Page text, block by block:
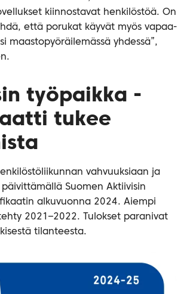
kiinnostavat henkilöstöä. On
että porukat käyvät myös vapaa-
maastopyöräilemässä yhdessä”,
työpaikka -
tukee
vahvuuksiaan ja
Suomen Aktiivisin
alkuvuonna 2024. Aiempi
2021–2022. Tulokset paranivat
tilanteesta.